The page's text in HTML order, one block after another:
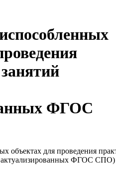
ФГОС
объектах для проведения
актуализированных ФГОС СПО)